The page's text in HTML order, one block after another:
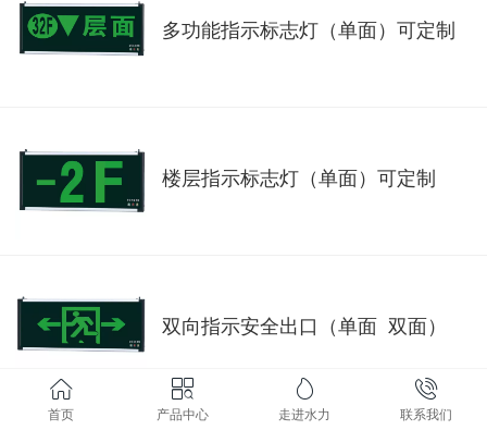
多功能指示标志灯（单面）可定制
楼层指示标志灯（单面）可定制
双向指示安全出口（单面 双面）
首页 产品中心 走进水力 联系我们